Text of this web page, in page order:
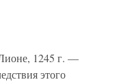
1245 г. —
этого